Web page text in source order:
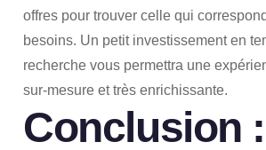
offres pour trouver celle qui
besoins. Un petit investissement en
recherche vous permettra une
sur-mesure et très enrichissante.
Conclusion